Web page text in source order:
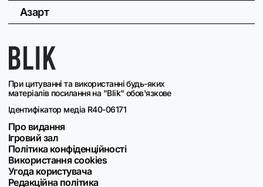
При цитуванні та використанні будь-яких
матеріалів посилання на "Blik" обов'язкове
Ідентифікатор медіа R40-06171
Про видання
Ігровий зал
Політика конфіденційності
Використання cookies
Угода користувача
Редакційна політика
Азарт